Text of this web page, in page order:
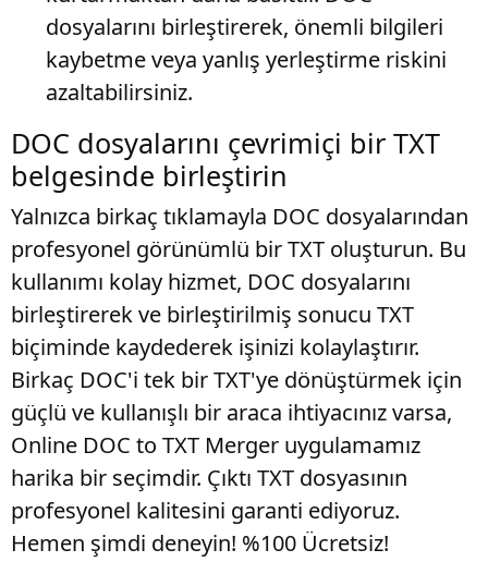
dosyalarını birleştirerek, önemli bilgileri
kaybetme veya yanlış yerleştirme riskini
azaltabilirsiniz.
DOC dosyalarını çevrimiçi bir TXT
belgesinde birleştirin
Yalnızca birkaç tıklamayla DOC dosyalarından
profesyonel görünümlü bir TXT oluşturun. Bu
kullanımı kolay hizmet, DOC dosyalarını
birleştirerek ve birleştirilmiş sonucu TXT
biçiminde kaydederek işinizi kolaylaştırır.
Birkaç DOC'i tek bir TXT'ye dönüştürmek için
güçlü ve kullanışlı bir araca ihtiyacınız varsa,
Online DOC to TXT Merger uygulamamız
harika bir seçimdir. Çıktı TXT dosyasının
profesyonel kalitesini garanti ediyoruz.
Hemen şimdi deneyin! %100 Ücretsiz!